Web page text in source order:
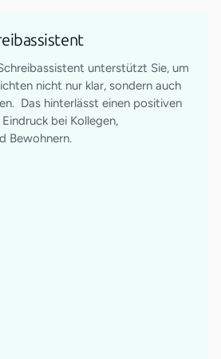
unterstützt Sie, um
nicht nur klar, sondern auch
Das hinterlässt einen positiven
bei Kollegen,
Bewohnern.